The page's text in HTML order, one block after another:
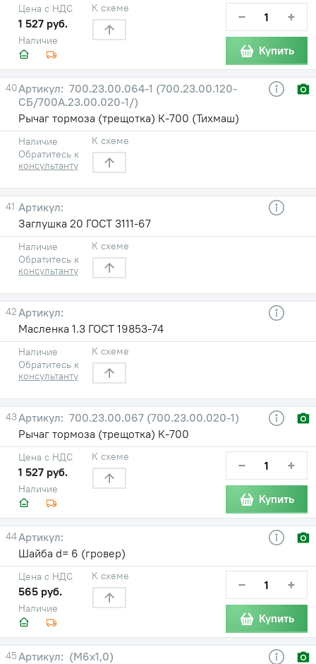
Наличие
Цена с НДС
1 527 руб.
К схеме − +
Купить
40
700.23.00.064-1 (700.23.00.120-
СБ/700А.23.00.020-1/)
Рычаг тормоза (трещотка) К-700 (Тихмаш)
Наличие
Обратитесь к
консультанту
К схеме
41
Заглушка 20 ГОСТ 3111-67
Наличие
Обратитесь к
консультанту
К схеме
42
Масленка 1.3 ГОСТ 19853-74
Наличие
Обратитесь к
консультанту
К схеме
43
700.23.00.067 (700.23.00.020-1)
Рычаг тормоза (трещотка) К-700
Наличие
Цена с НДС
1 527 руб.
К схеме − +
Купить
44
Шайба d= 6 (гровер)
Наличие
Цена с НДС
565 руб.
К схеме − +
Купить
45
(М6х1,0)